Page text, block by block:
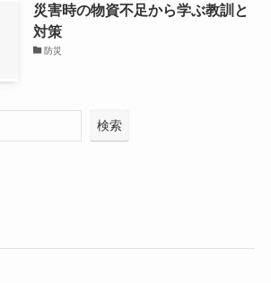
災害時の物資不足から学ぶ教訓と
対策
防災
検索